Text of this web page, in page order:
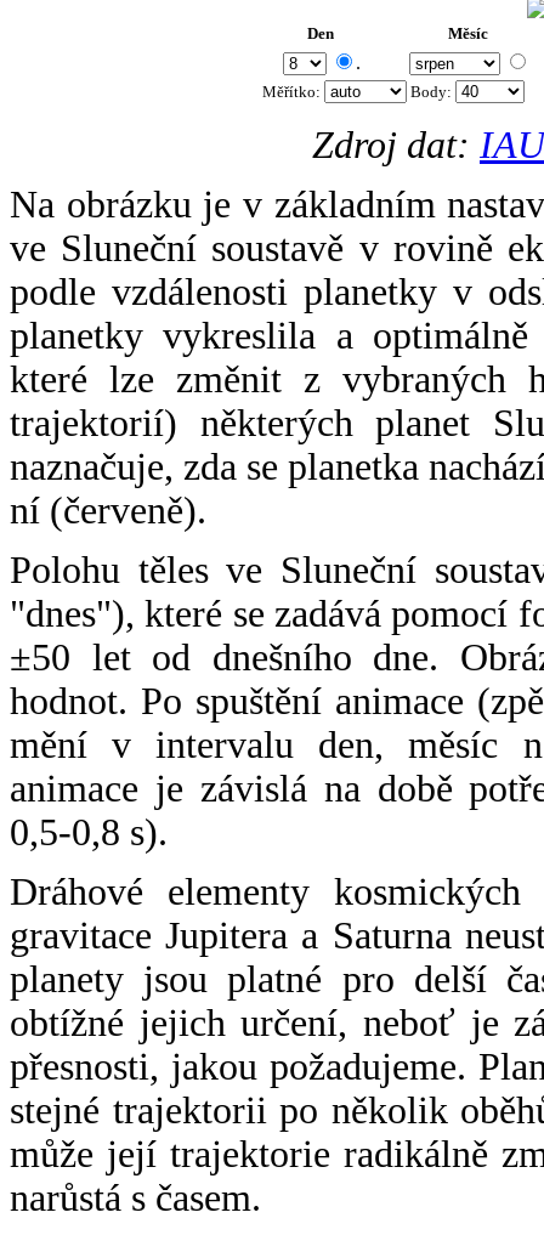
Den Měsíc
.
Měřítko: Body:
Zdroj dat:
Na obrázku je v základním
ve Sluneční soustavě v rovině
podle vzdálenosti planetky v
planetky vykreslila a
které lze změnit z vybraných
trajektorií) některých planet
naznačuje, zda se planetka
ní (červeně).
Polohu těles ve Sluneční
"dnes"), které se zadává pomocí
±50 let od dnešního dne.
hodnot. Po spuštění animace
mění v intervalu den, měsíc
animace je závislá na době
0,5-0,8 s).
Dráhové elementy
gravitace Jupitera a Saturna
planety jsou platné pro delší
obtížné jejich určení, neboť je
přesnosti, jakou požadujeme.
stejné trajektorii po několik
může její trajektorie radikálně
narůstá s časem.